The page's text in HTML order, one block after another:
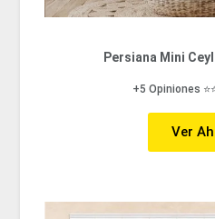
Persiana Mini
+5 Opiniones
Ver